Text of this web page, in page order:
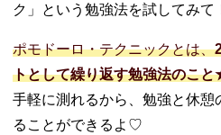
ク」という勉強法を試してみて
ポモドーロ・テクニックとは、
トとして繰り返す勉強法のこ
手軽に測れるから、勉強と休憩
ることができるよ♡